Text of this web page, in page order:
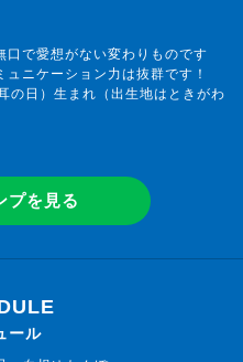
口で愛想がない変わりものです
ニケーション力は抜群です！
の日）生まれ（出生地はときがわ
プを見る
ール